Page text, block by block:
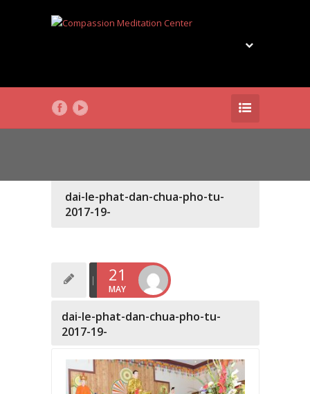
dai-le-phat-dan-chua-pho-tu-
2017-19-
21
MAY
dai-le-phat-dan-chua-pho-tu-
2017-19-